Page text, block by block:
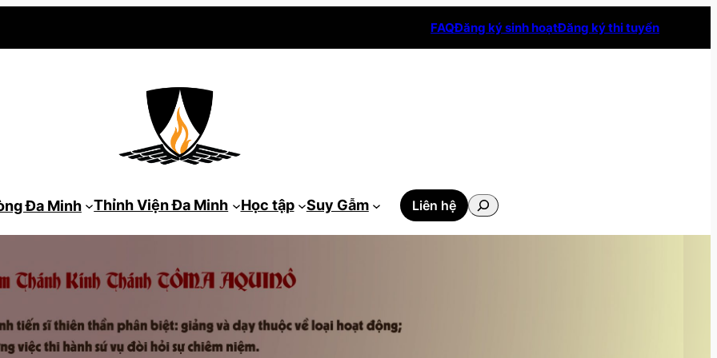
FAQĐăng ký sinh hoạtĐăng ký thi tuyển
Đa Minh Thỉnh Viện Đa Minh Học tập Suy Gẫm Liên hệ
Tìm
kiếm